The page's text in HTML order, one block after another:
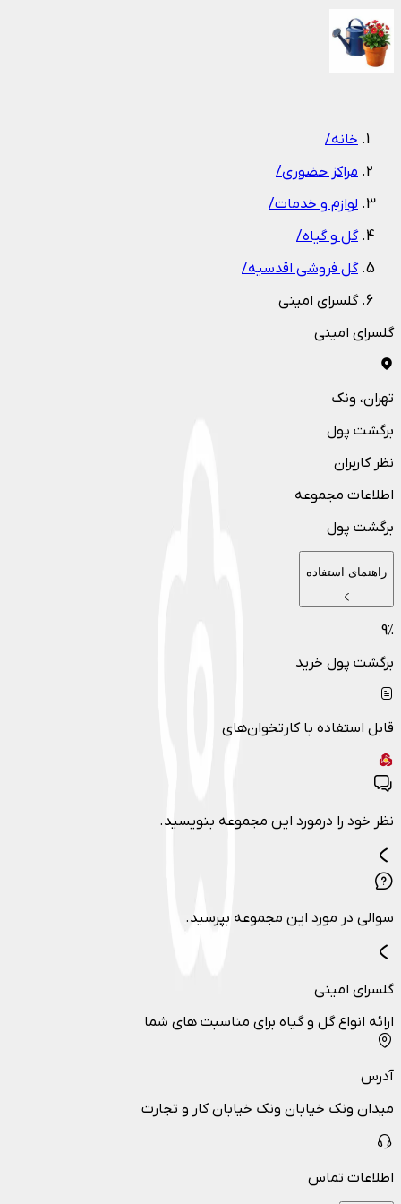
1
خانه/
مراکز حضوری/
لوازم و خدمات/
گل و گیاه/
گل فروشی اقدسیه/
گلسرای امینی
گلسرای امینی
تهران، ونک
برگشت پول
نظر کاربران
اطلاعات مجموعه
برگشت پول
راهنمای استفاده
9٪
برگشت پول خرید
قابل استفاده با کارتخوان‌های
نظر خود را درمورد این مجموعه بنویسید.
سوالی در مورد این مجموعه بپرسید.
گلسرای امینی
ارائه انواع گل و گیاه برای مناسبت های شما
آدرس
میدان ونک خیابان ونک خیابان کار و تجارت
اطلاعات تماس